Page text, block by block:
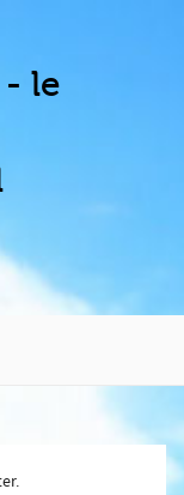
- le